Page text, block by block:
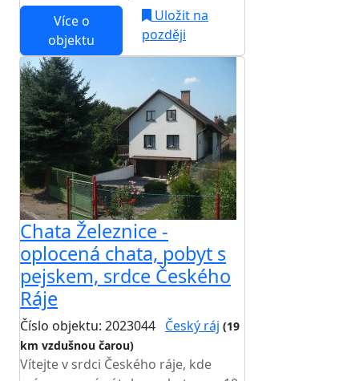
Více o
objektu
Uložit na
později
Chata Železnice -
oplocená chata, pobyt s
pejskem, srdce Českého
Ráje
Číslo objektu: 2023044 Český ráj (19
km vzdušnou čarou)
Vítejte v srdci Českého ráje, kde